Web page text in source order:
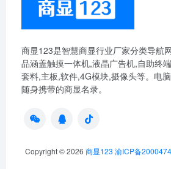
商显123是智慧商显行业厂家分类导航
品涵盖触摸一体机,液晶广告机,自助终
套料,主板,软件,4G模块,摄像头等。电
随身携带的商显名录。
Copyright © 2026 商显123 渝ICP备